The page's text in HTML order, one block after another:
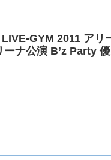
LIVE-GYM 2011 ア
ーナ公演 B’z Party